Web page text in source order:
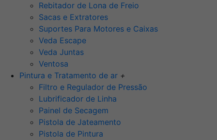
Rebitador de Lona de Freio
Sacas e Extratores
Suportes Para Motores e Caixas
Veda Escape
Veda Juntas
Ventosa
Pintura e Tratamento de ar +
Filtro e Regulador de Pressão
Lubrificador de Linha
Painel de Secagem
Pistola de Jateamento
Pistola de Pintura